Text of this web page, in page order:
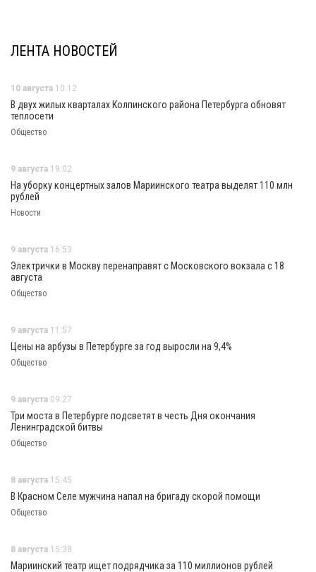
ЛЕНТА НОВОСТЕЙ
10 августа 10:12
В двух жилых кварталах Колпинского района Петербурга обновят
теплосети
Общество
9 августа 19:02
На уборку концертных залов Мариинского театра выделят 110 млн
рублей
Новости
9 августа 16:53
Электрички в Москву перенаправят с Московского вокзала с 18
августа
Общество
9 августа 11:57
Цены на арбузы в Петербурге за год выросли на 9,4%
Общество
9 августа 09:27
Три моста в Петербурге подсветят в честь Дня окончания
Ленинградской битвы
Общество
8 августа 15:45
В Красном Селе мужчина напал на бригаду скорой помощи
Общество
8 августа 15:38
Мариинский театр ищет подрядчика за 110 миллионов рублей